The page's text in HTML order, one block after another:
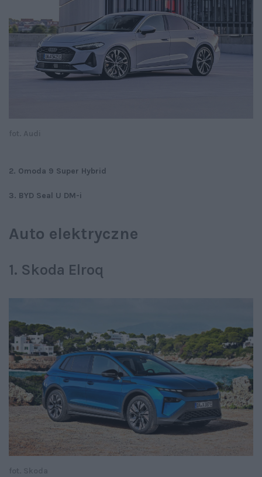
2. Omoda 9 Super Hybrid
3. BYD Seal U DM-i
Auto elektryczne
1. Skoda Elroq